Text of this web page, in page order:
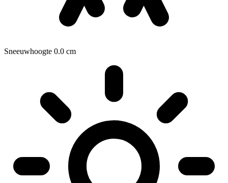
Sneeuwhoogte 0.0 cm